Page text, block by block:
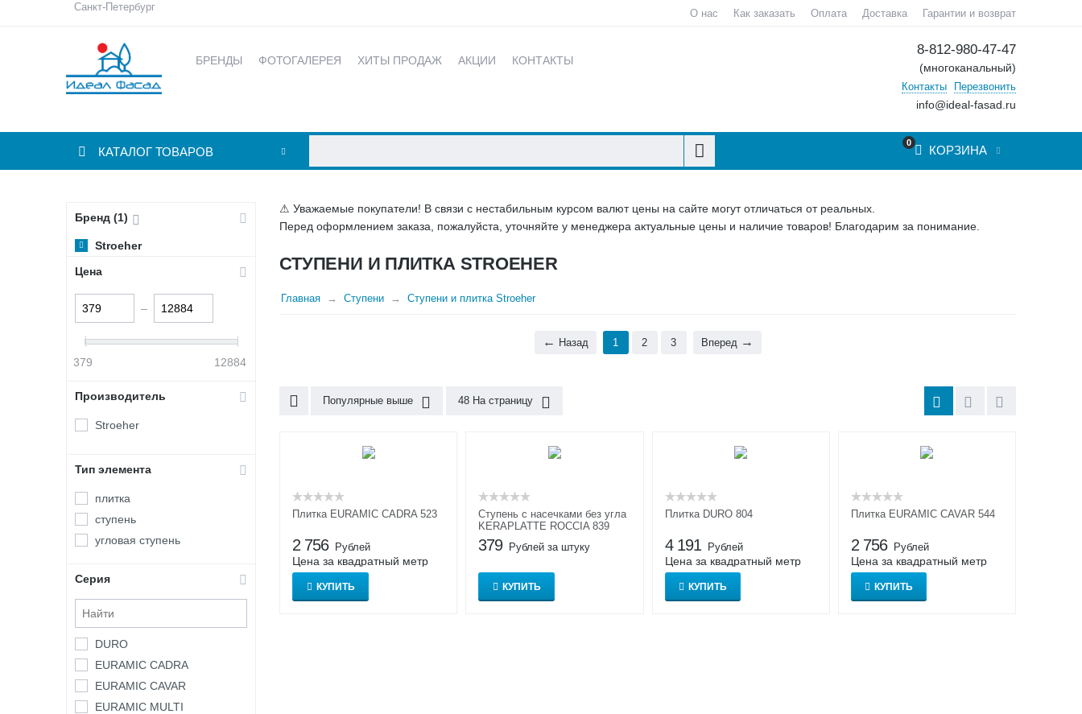
Санкт-Петербург
О нас Как заказать Оплата Доставка Гарантии и возврат
БРЕНДЫ ФОТОГАЛЕРЕЯ ХИТЫ ПРОДАЖ АКЦИИ КОНТАКТЫ
8-812-980-47-47
(многоканальный)
Контакты Перезвонить
info@ideal-fasad.ru
КАТАЛОГ ТОВАРОВ
0
КОРЗИНА
⚠ Уважаемые покупатели! В связи с нестабильным курсом валют цены на сайте могут отличаться от реальных.
Перед оформлением заказа, пожалуйста, уточняйте у менеджера актуальные цены и наличие товаров! Благодарим за понимание.
СТУПЕНИ И ПЛИТКА STROEHER
Главная Ступени Ступени и плитка Stroeher
Назад 1 2 3 Вперед
Популярные выше 48 На страницу
Плитка EURAMIC CADRA 523
2 756 Рублей
Цена за квадратный метр
КУПИТЬ
Ступень с насечками без угла
KERAPLATTE ROCCIA 839
379 Рублей за штуку
КУПИТЬ
Плитка DURO 804
4 191 Рублей
Цена за квадратный метр
КУПИТЬ
Плитка EURAMIC CAVAR 544
2 756 Рублей
Цена за квадратный метр
КУПИТЬ
Бренд (1)
Stroeher
Цена
–
379 12884
Производитель
Stroeher
Тип элемента
плитка
ступень
угловая ступень
Серия
DURO
EURAMIC CADRA
EURAMIC CAVAR
EURAMIC MULTI